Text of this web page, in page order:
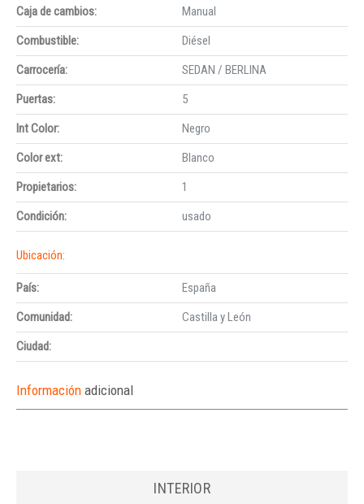
Caja de cambios:
Manual
Combustible:
Diésel
Carrocería:
SEDAN / BERLINA
Puertas:
5
Int Color:
Negro
Color ext:
Blanco
Propietarios:
1
Condición:
usado
Ubicación:
País:
España
Comunidad:
Castilla y León
Ciudad:
Información adicional
INTERIOR